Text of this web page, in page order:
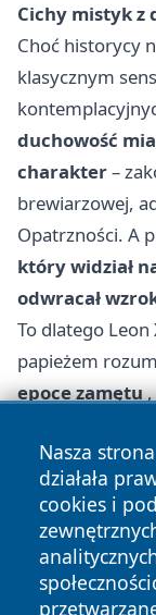
Cichy mistyk z
Choć historycy
klasycznym
duchowość
charakter–
brewiarzowej,
Opatrzności. A
który widział
odwracał
To dlatego
papieżem
epoce zamętu,
osłonić świat
doświadczył w
Co po nim
przyszłych
Leon XIII był
Nasza
działała
cookies i